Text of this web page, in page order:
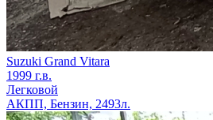
Suzuki Grand Vitara
1999 г.в.
Легковой
АКПП, Бензин, 2493л.